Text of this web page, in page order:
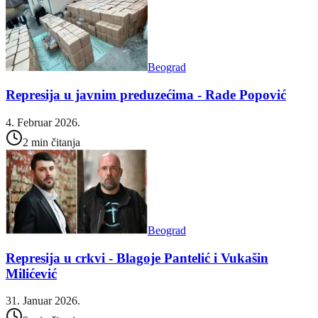
Beograd
Represija u javnim preduzećima - Rade Popović
4. Februar 2026.
2 min čitanja
Beograd
Represija u crkvi - Blagoje Pantelić i Vukašin
Milićević
31. Januar 2026.